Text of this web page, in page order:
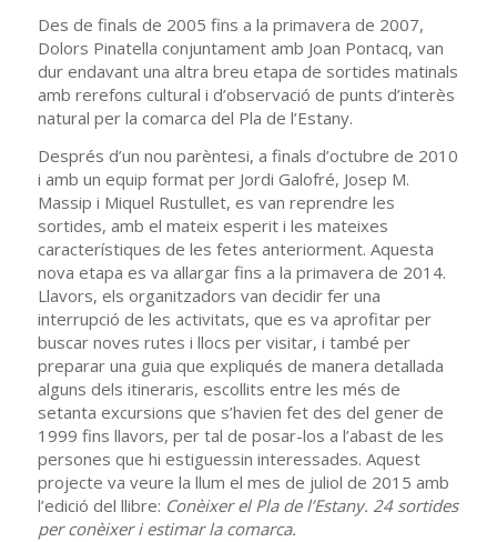
Des de finals de 2005 fins a la primavera de 2007,
Dolors Pinatella conjuntament amb Joan Pontacq, van
dur endavant una altra breu etapa de sortides matinals
amb rerefons cultural i d’observació de punts d’interès
natural per la comarca del Pla de l’Estany.
Després d’un nou parèntesi, a finals d’octubre de 2010
i amb un equip format per Jordi Galofré, Josep M.
Massip i Miquel Rustullet, es van reprendre les
sortides, amb el mateix esperit i les mateixes
característiques de les fetes anteriorment. Aquesta
nova etapa es va allargar fins a la primavera de 2014.
Llavors, els organitzadors van decidir fer una
interrupció de les activitats, que es va aprofitar per
buscar noves rutes i llocs per visitar, i també per
preparar una guia que expliqués de manera detallada
alguns dels itineraris, escollits entre les més de
setanta excursions que s’havien fet des del gener de
1999 fins llavors, per tal de posar-los a l’abast de les
persones que hi estiguessin interessades. Aquest
projecte va veure la llum el mes de juliol de 2015 amb
l’edició del llibre: Conèixer el Pla de l’Estany. 24 sortides
per conèixer i estimar la comarca.